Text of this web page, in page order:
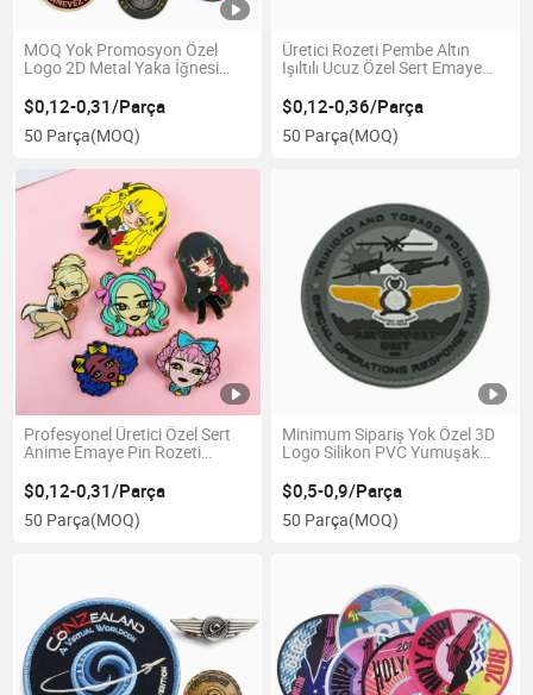
MOQ Yok Promosyon Özel
Logo 2D Metal Yaka İğnesi
Yumuşak Sert Emaye Spor
Amblemi Rozeti Promosyon
Hediyesi için
$0,12-0,31/Parça
50 Parça(MOQ)
Üretici Rozeti Pembe Altın
Işıltılı Ucuz Özel Sert Emaye
$0,12-0,36/Parça
50 Parça(MOQ)
Profesyonel Üretici Özel Sert
Anime Emaye Pin Rozeti
$0,12-0,31/Parça
50 Parça(MOQ)
Minimum Sipariş Yok Özel 3D
Logo Silikon PVC Yumuşak
Hediyesi için
$0,5-0,9/Parça
50 Parça(MOQ)